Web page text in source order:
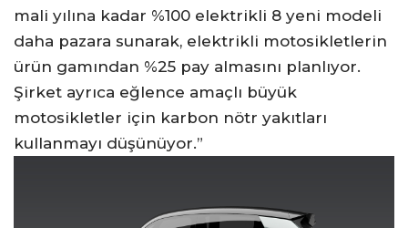
mali yılına kadar %100 elektrikli 8 yeni modeli
daha pazara sunarak, elektrikli motosikletlerin
ürün gamından %25 pay almasını planlıyor.
Şirket ayrıca eğlence amaçlı büyük
motosikletler için karbon nötr yakıtları
kullanmayı düşünüyor.”